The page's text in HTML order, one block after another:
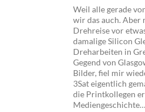
Weil alle gerade
wir das auch. Aber
Drehreise vor
damalige Silicon
Dreharbeiten in
Gegend von
Bilder, fiel mir
3Sat eigentlich
die Printkollegen
Mediengeschichte…